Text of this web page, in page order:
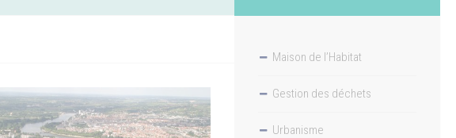
Maison de l’Habitat
Gestion des déchets
Urbanisme